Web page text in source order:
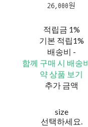
26,000원
적립금 1%
기본 적립1%
배송비 -
함께 구매 시 배송
약 상품 보기
추가 금액
size
선택하세요.